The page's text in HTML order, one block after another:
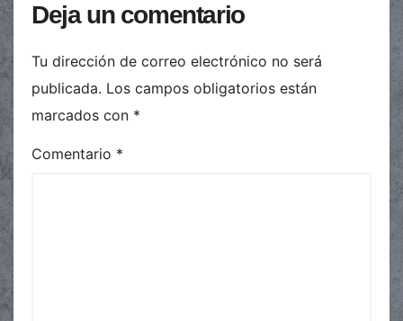
Deja un comentario
Tu dirección de correo electrónico no será
publicada. Los campos obligatorios están
marcados con *
Comentario *